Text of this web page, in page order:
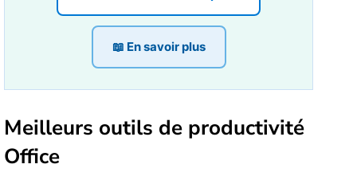
📖 En savoir plus
Meilleurs outils de productivité
Office